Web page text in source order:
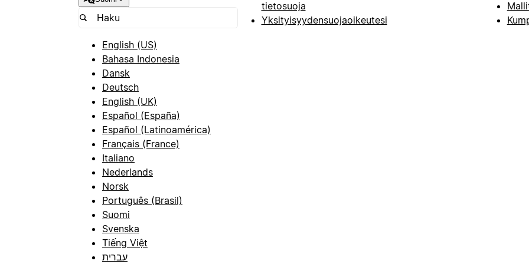
English (US)
Bahasa Indonesia
Dansk
Deutsch
English (UK)
Español (España)
Español (Latinoamérica)
Français (France)
Italiano
Nederlands
Norsk
Português (Brasil)
Suomi
Svenska
Tiếng Việt
עברית
tietosuoja
Yksityisyydensuojaoikeutesi